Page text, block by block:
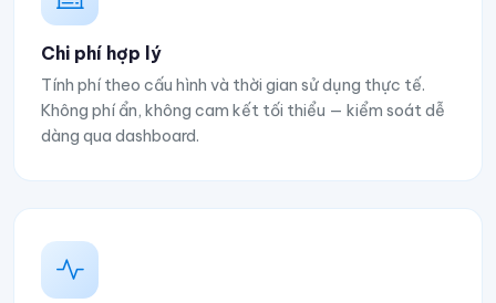
Chi phí hợp lý
Tính phí theo cấu hình và thời gian sử dụng thực tế.
Không phí ẩn, không cam kết tối thiểu — kiểm soát dễ
dàng qua dashboard.